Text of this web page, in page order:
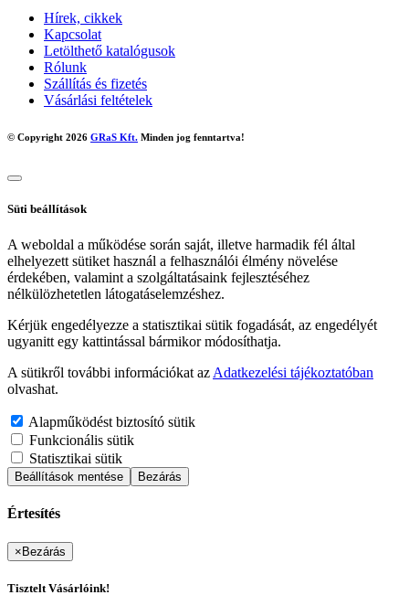
Hírek, cikkek
Kapcsolat
Letölthető katalógusok
Rólunk
Szállítás és fizetés
Vásárlási feltételek
© Copyright 2026 GRaS Kft. Minden jog fenntartva!
Süti beállítások
A weboldal a működése során saját, illetve harmadik fél által
elhelyezett sütiket használ a felhasználói élmény növelése
érdekében, valamint a szolgáltatásaink fejlesztéséhez
nélkülözhetetlen látogatáselemzéshez.
Kérjük engedélyezze a statisztikai sütik fogadását, az engedélyét
ugyanitt egy kattintással bármikor módosíthatja.
A sütikről további információkat az Adatkezelési tájékoztatóban
olvashat.
Alapműködést biztosító sütik
Funkcionális sütik
Statisztikai sütik
Beállítások mentése Bezárás
Értesítés
×Bezárás
Tisztelt Vásárlóink!